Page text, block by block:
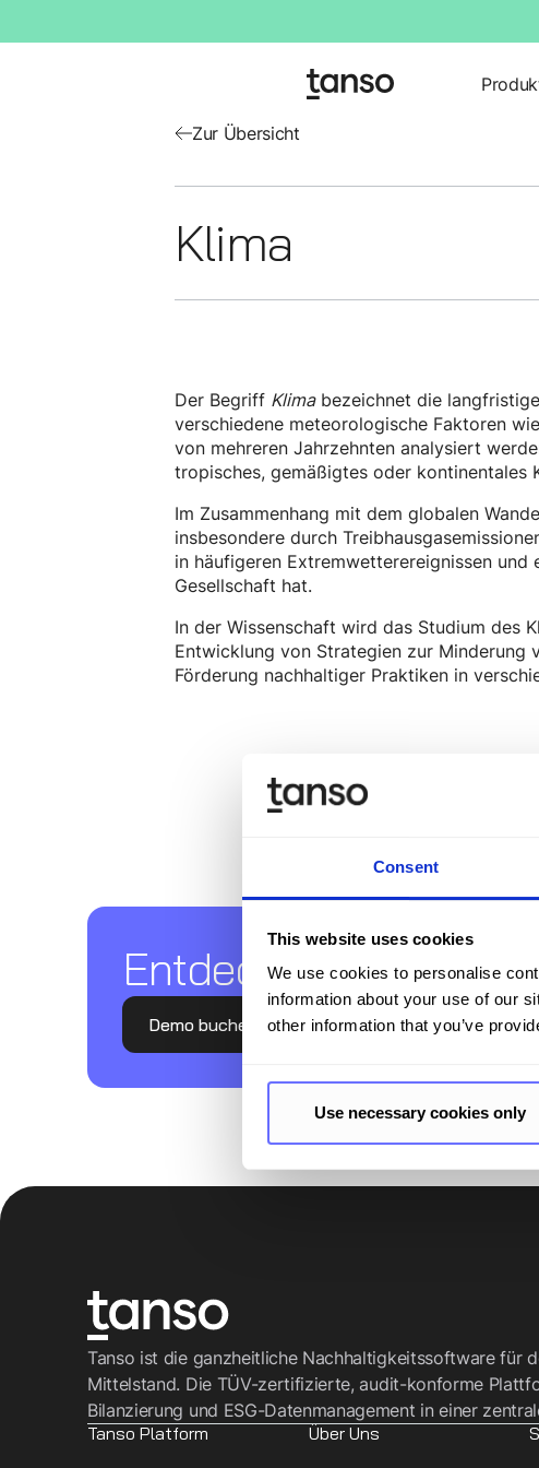
Consent
This website uses cookies
We use cookies to personalise
information about your use of our
other information that you’ve
Use necessary cookies only
Zur Übersicht
Klima
Der Begriff Klimabezeichnet die
verschiedene meteorologische Faktoren
von mehreren Jahrzehnten analysiert
tropisches, gemäßigtes oder kontinentales
Im Zusammenhang mit dem globalen
insbesondere durch
in häufigeren Extremwetterereignissen
Gesellschaft hat.
In der Wissenschaft wird das Studium des
Entwicklung von Strategien zur Minderung
Förderung nachhaltiger Praktiken in
Entdecken Sie
Demo buchen
Tanso ist die ganzheitliche Nachhaltigkeitssoftware für
Mittelstand. Die TÜV-zertifizierte, audit-konforme
Bilanzierung und ESG-Datenmanagement in einer
Tanso Platform Über Uns